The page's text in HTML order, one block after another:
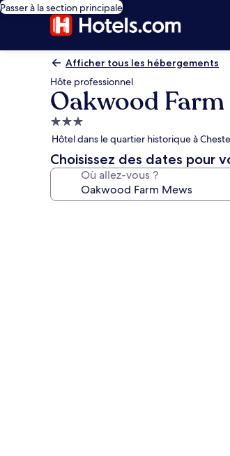
Passer à la section principale
Afficher tous les hébergements
Hôte professionnel
Oakwood
Hébergement
3.0 étoiles
Hôtel dans le quartier historique à
Choisissez des dates pour
Où allez-vous ?